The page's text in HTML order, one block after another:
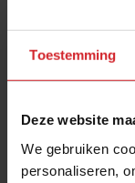
Toestemming
Deze website
We gebruiken
personaliseren,